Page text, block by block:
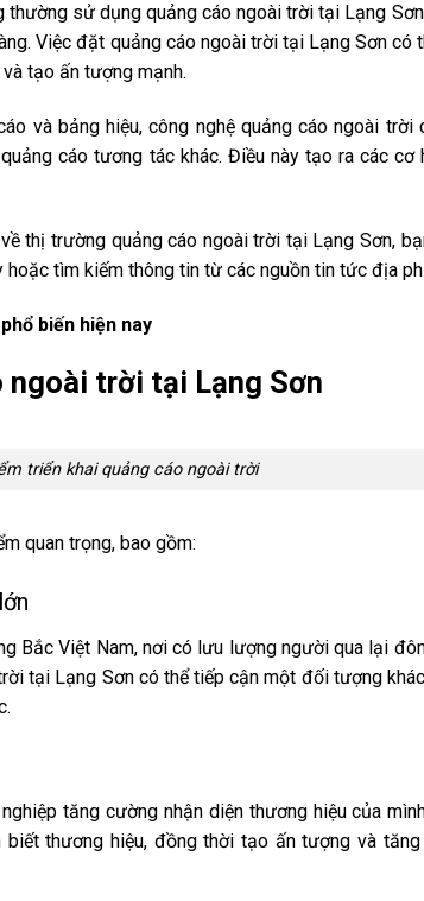
sử dụng quảng cáo ngoài trời tại Lạng
Việc đặt quảng cáo ngoài trời tại Lạng Sơn có
tạo ấn tượng mạnh.
và bảng hiệu, công nghệ quảng cáo ngoài trời
cáo tương tác khác. Điều này tạo ra các cơ
thị trường quảng cáo ngoài trời tại Lạng Sơn,
tìm kiếm thông tin từ các nguồn tin tức địa
phổ biến hiện nay
trời tại Lạng Sơn
triển khai quảng cáo ngoài trời
quan trọng, bao gồm:
Bắc Việt Nam, nơi có lưu lượng người qua lại
tại Lạng Sơn có thể tiếp cận một đối tượng
tăng cường nhận diện thương hiệu của
thương hiệu, đồng thời tạo ấn tượng và